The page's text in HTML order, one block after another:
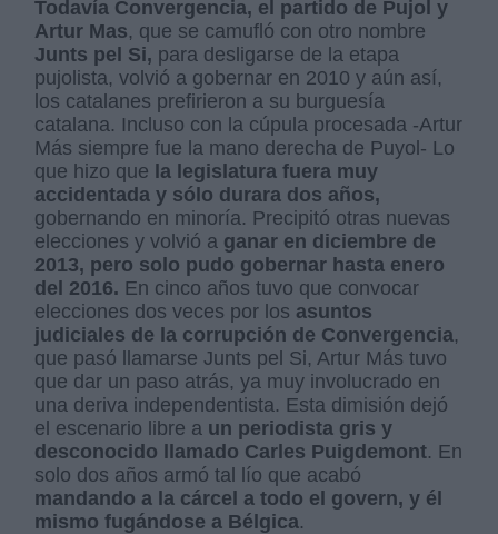
Todavía Convergencia, el partido de Pujol y
Artur Mas, que se camufló con otro nombre
Junts pel Si, para desligarse de la etapa
pujolista, volvió a gobernar en 2010 y aún así,
los catalanes prefirieron a su burguesía
catalana. Incluso con la cúpula procesada -Artur
Más siempre fue la mano derecha de Puyol- Lo
que hizo que la legislatura fuera muy
accidentada y sólo durara dos años,
gobernando en minoría. Precipitó otras nuevas
elecciones y volvió a ganar en diciembre de
2013, pero solo pudo gobernar hasta enero
del 2016. En cinco años tuvo que convocar
elecciones dos veces por los asuntos
judiciales de la corrupción de Convergencia,
que pasó llamarse Junts pel Si, Artur Más tuvo
que dar un paso atrás, ya muy involucrado en
una deriva independentista. Esta dimisión dejó
el escenario libre a un periodista gris y
desconocido llamado Carles Puigdemont. En
solo dos años armó tal lío que acabó
mandando a la cárcel a todo el govern, y él
mismo fugándose a Bélgica.